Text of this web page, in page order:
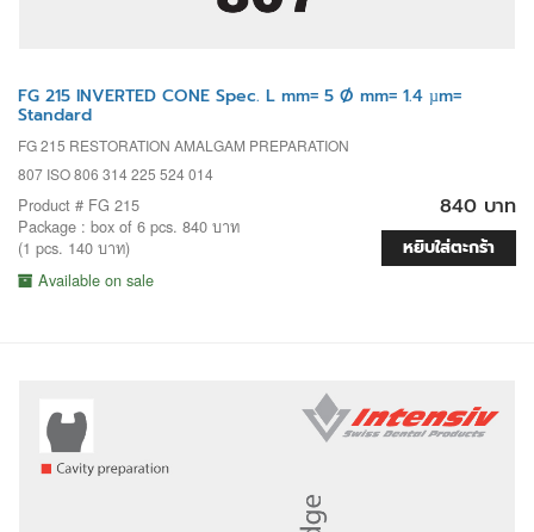
FG 215 INVERTED CONE Spec. L mm= 5 Ø mm= 1.4 µm=
Standard
FG 215 RESTORATION AMALGAM PREPARATION
807 ISO 806 314 225 524 014
Product # FG 215
Package : box of 6 pcs. 840 บาท
(1 pcs. 140 บาท)
Available on sale
840 บาท
หยิบใส่ตะกร้า